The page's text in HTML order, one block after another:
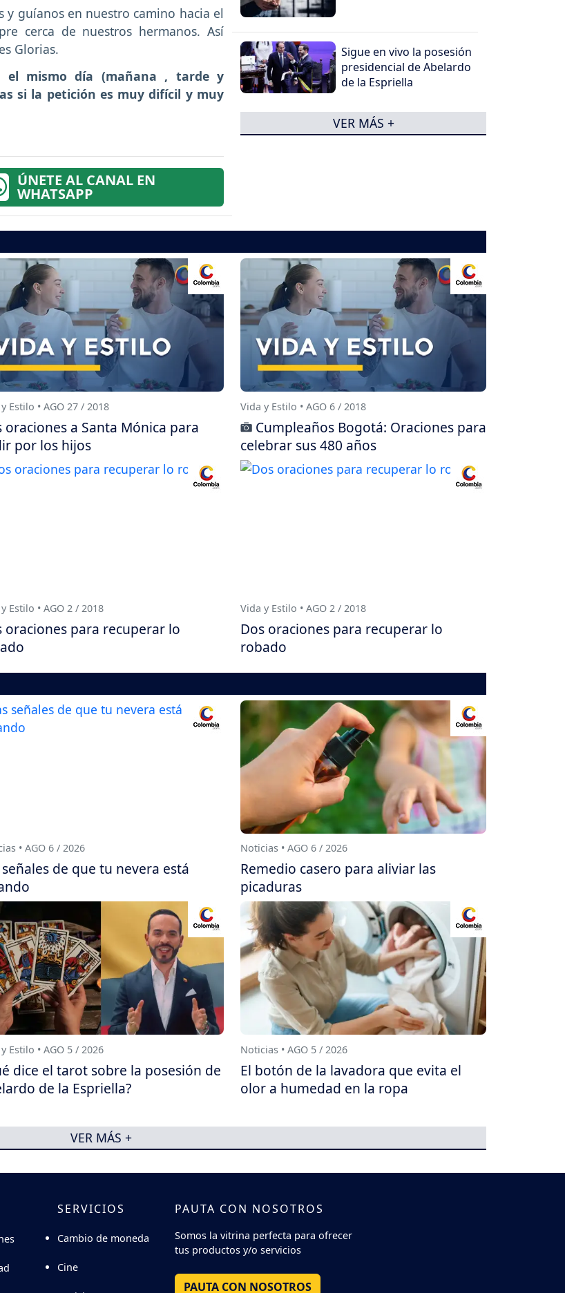
y guíanos en nuestro camino hacia el
cerca de nuestros hermanos. Así
Glorias.
el mismo día (mañana , tarde y
si la petición es muy difícil y muy
ÚNETE AL CANAL EN
WHATSAPP
Sigue en vivo la posesión
presidencial de Abelardo
de la Espriella
VER MÁS +
Estilo • AGO 27 / 2018
oraciones a Santa Mónica para
por los hijos
Vida y Estilo • AGO 6 / 2018
Cumpleaños Bogotá: Oraciones para
celebrar sus 480 años
Estilo • AGO 2 / 2018
oraciones para recuperar lo
Vida y Estilo • AGO 2 / 2018
Dos oraciones para recuperar lo
robado
• AGO 6 / 2026
señales de que tu nevera está
Noticias • AGO 6 / 2026
Remedio casero para aliviar las
picaduras
Estilo • AGO 5 / 2026
dice el tarot sobre la posesión de
de la Espriella?
Noticias • AGO 5 / 2026
El botón de la lavadora que evita el
olor a humedad en la ropa
VER MÁS +
SERVICIOS
Cambio de moneda
Cine
PAUTA CON NOSOTROS
Somos la vitrina perfecta para ofrecer
tus productos y/o servicios
PAUTA CON NOSOTROS